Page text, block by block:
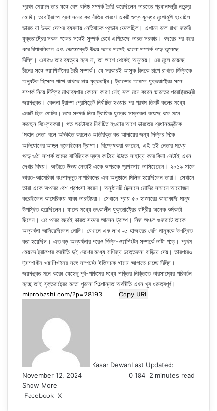
প্রথম মেয়াদে তার সঙ্গে বেশ ঘনিষ্ঠ সম্পর্ক তৈরি করেছিলেন ভারতের প্রধানমন্ত্রী নরেন্দ্র
মোদি। তবে ট্রাম্প প্রশাসনের কর নীতির কারণে একটি শুল্ক যুদ্ধের মুখোমুখি হয়েছিল
ভারত যা উভয় দেশের ব্যবসায় নেতিবাচক প্রভাব ফেলেছিল। এখানে বলে রাখা জরুরি
যুক্তরাষ্ট্রের সকল পক্ষের সঙ্গেই সুম্পর্ক রেখে এগিয়েছে ভারত সরকার। বছরের পর বছর
ধরে রিপাবলিকান এবং ডেমোক্রেট উভয় দলের সঙ্গেই ভালো সম্পর্ক গড়ে তুলেছে
দিল্লি। এবারও তার ব্যত্যয় হবে না, তা আগে থেকেই অনুমেয়। এর মূলে রয়েছে
চীনের সঙ্গে ওয়াশিংটনের বৈরী সম্পর্ক। যে সরকারই আসুক চীনকে চাপে রাখতে দিল্লিকে
অনুঘটক হিসেবে পাশে রাখতে চায় যুক্তরাষ্ট্র। ট্রাম্পের আমলে যুক্তরাষ্ট্রের সঙ্গে
সম্পর্ক নিয়ে দিল্লির মাথাব্যথার কোনো কারণ নেই বলে মনে করেন ভারতের পররাষ্ট্রমন্ত্রী
জয়শঙ্কর। কেননা ট্রাম্প প্রেসিডেন্ট নির্বাচিত হওয়ার পর প্রথম তিনটি কলের মধ্যে
একটি ছিল মোদির। তবে সম্পর্ক নিয়ে ট্রাফিক যুদ্ধের সম্ভাবনা রয়েছে বলে মনে
করছেন বিশ্লেষকরা। গত অক্টোবরে নির্বাচিত হওয়ার আগে ভারতের প্রধানমন্ত্রীকে
‘মহান নেতা’ বলে অভিহিত করলেও অতিরিক্ত কর আদায়ের জন্য দিল্লির দিকে
অভিযোগের আঙ্গুল তুলেছিলেন ট্রাম্প। বিশ্লেষকরা বলছেন, এই দুই নেতার মধ্যে
গড়ে ওঠা সম্পর্ক তাদের বাণিজ্যিক দ্বন্দ্ব কাটিয়ে উঠতে সাহায্য করে কিনা সেটাই এখন
দেখার বিষয়। অতীতে উভয় নেতাই একে অপরকে প্রশংসায় ভাসিয়েছেন। ২০১৯ সালে
ভারত-আমেরিকা বংশোদ্ভূত নাগরিকদের এক অনুষ্ঠানে মিলিত হয়েছিলেন তারা। সেখানে
তারা একে অপরের বেশ প্রশংসা করেন। অনুষ্ঠানটি টেক্সাসে মোদির সম্মানে আয়োজন
করেছিলেন আমেরিকায় থাকা ভারতীয়রা। সেখানে প্রায় ৫০ হাজারের কাছাকাছি মানুষ
উপস্থিত হয়েছিলেন। যাদের মধ্যে তৎকালীন যুক্তরাষ্ট্রের রাষ্ট্রীয় অনেক কর্মকর্তা
ছিলেন। এর পরের বছরই ভারত সফরে আসেন ট্রাম্প। নিজ অঞ্চল গুজরাটে তাকে
অভ্যর্থনা জানিয়েছিলেন মোদি। যেখানে এক লাখ ২৫ হাজারের বেশি মানুষকে উপস্থিত
করা হয়েছিল। এত বড় অভ্যর্থনার পরেও দিল্লি-ওয়াশিংটন সম্পর্কে ভাটা পড়ে। প্রথম
মেয়াদে ট্রাম্পের করনীতি দুই দেশের মধ্যে বাণিজ্য উত্তেজনা বাড়িয়ে দেয়। তারপরেও
ট্রাম্পাধীন ওয়াশিংটনের সঙ্গে সম্পর্কের ইতিবাচক ধারায় আগাতে চাচ্ছে দিল্লি।
জয়শঙ্কর মনে করেন যেহেতু পূর্ব-পশ্চিমের মধ্যে শক্তির নিক্তিতে ভারসাম্যের পরিবর্তন
হচ্ছে তাই যুক্তরাষ্ট্রের মতো পুরনো শিল্পোন্নত অর্থনীতি এখন খুব গুরুত্বপূর্ণ।
Copy URL
Kasar DewanLast Updated:
November 12, 2024
0 184 2 minutes read
Show More
Facebook X